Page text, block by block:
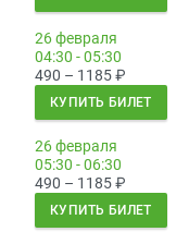
26 февраля
04:30 - 05:30
490 – 1185₽
КУПИТЬ БИЛЕТ
26 февраля
05:30 - 06:30
490 – 1185₽
КУПИТЬ БИЛЕТ